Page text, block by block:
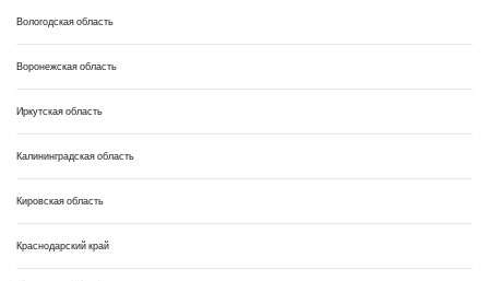
Вологодская область
Воронежская область
Иркутская область
Калининградская область
Кировская область
Краснодарский край